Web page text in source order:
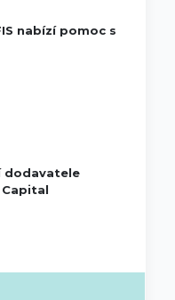
nabízí pomoc s
dodavatele